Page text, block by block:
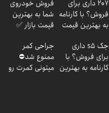
207 داری برای
فروش؟ با کارنامه
به بهترین قیمت
فروش خودروی
شما به بهترین
قیمت بازار ✅
جک s5 داری
برای فروش؟ با
کارنامه به بهترین
جراحی کمر
ممنوع شد⛔
میتونی کمرت رو